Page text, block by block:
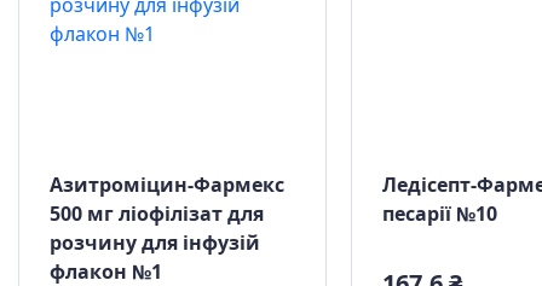
Азитроміцин-Фармекс
500 мг ліофілізат для
розчину для інфузій
флакон №1
Ледісепт-
песарії №10